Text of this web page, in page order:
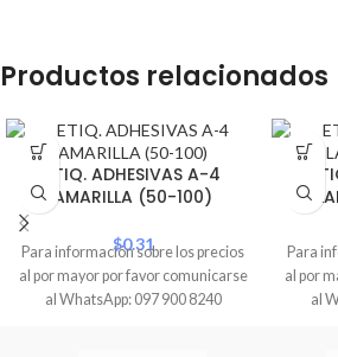
Productos relacionados
ETIQ. ADHESIVAS A-4
AMARILLA (50-100)
$0.31
Para información sobre los precios
al por mayor por favor comunicarse
al WhatsApp: 097 900 8240
Para
al por
al